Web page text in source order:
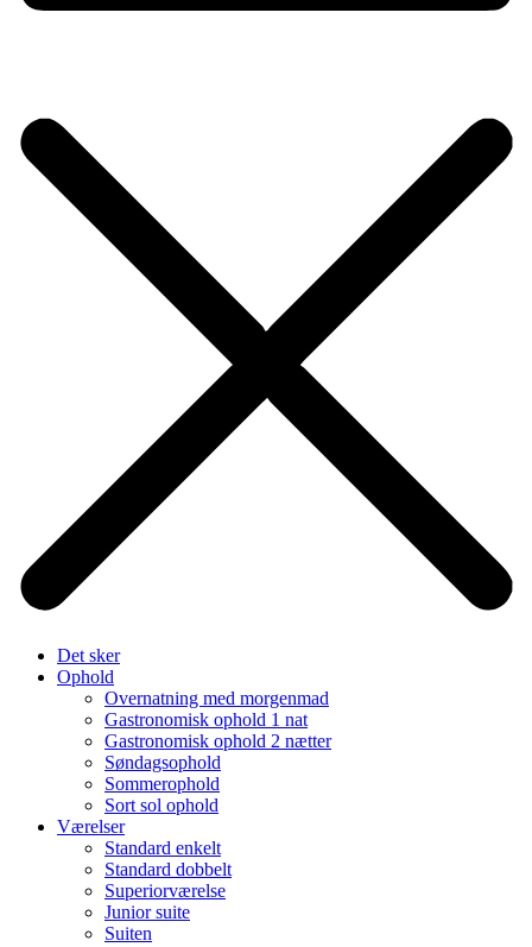
Det sker
Ophold
Overnatning med morgenmad
Gastronomisk ophold 1 nat
Gastronomisk ophold 2 nætter
Søndagsophold
Sommerophold
Sort sol ophold
Værelser
Standard enkelt
Standard dobbelt
Superiorværelse
Junior suite
Suiten